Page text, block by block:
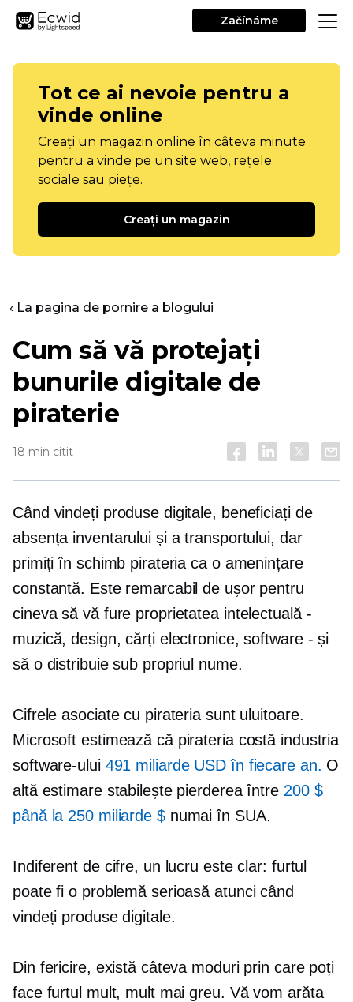
Začínáme
Tot ce ai nevoie pentru a
vinde online
Creați un magazin online în câteva minute
pentru a vinde pe un site web, rețele
sociale sau piețe.
Creați un magazin
‹ La pagina de pornire a blogului
Cum să vă protejați
bunurile digitale de
piraterie
18 min citit
Când vindeți produse digitale, beneficiați de
absența inventarului și a transportului, dar
primiți în schimb pirateria ca o amenințare
constantă. Este remarcabil de ușor pentru
cineva să vă fure proprietatea intelectuală -
muzică, design, cărți electronice, software - și
să o distribuie sub propriul nume.
Cifrele asociate cu pirateria sunt uluitoare.
Microsoft estimează că pirateria costă industria
software-ului 491 miliarde USD în fiecare an. O
altă estimare stabilește pierderea între 200 $
până la 250 miliarde $numai în SUA.
Indiferent de cifre, un lucru este clar: furtul
poate fi o problemă serioasă atunci când
vindeți produse digitale.
Din fericire, există câteva moduri prin care poți
face furtul mult, mult mai greu. Vă vom arăta